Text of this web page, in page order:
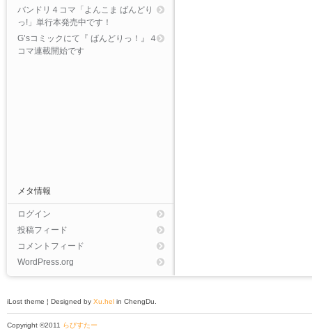
バンドリ４コマ「よんこま ばんどり
っ!」単行本発売中です！
G’sコミックにて『 ばんどりっ！』４
コマ連載開始です
メタ情報
ログイン
投稿フィード
コメントフィード
WordPress.org
iLost theme ¦ Designed by Xu.hel in ChengDu.
Copyright ©2011 らびすたー